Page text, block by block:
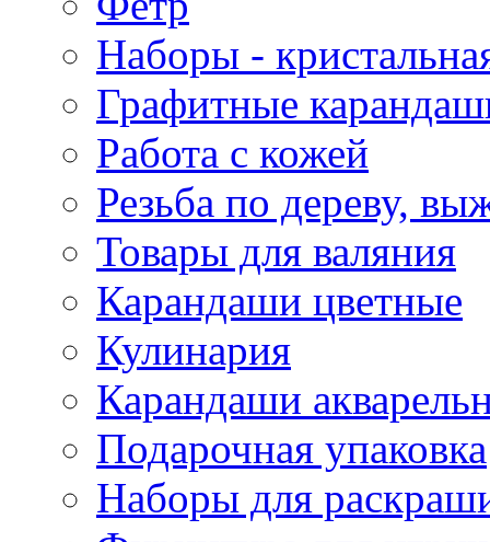
Наборы -
Графитные
Работа с кожей
Резьба по дереву,
Товары для валяния
Карандаши цветные
Кулинария
Карандаши
Подарочная упаковка
Наборы для